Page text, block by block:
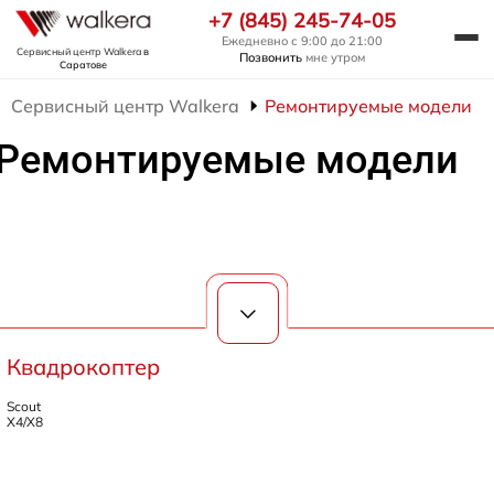
Сервисный центр Walkeraв
Саратове
+7 (845) 245-74-05
Ежедневно с 9:00 до 21:00
Позвонить мне утром
Сервисный центр Walkera Ремонтируемые модели
модели
Квадрокоптер
Scout
X4/X8